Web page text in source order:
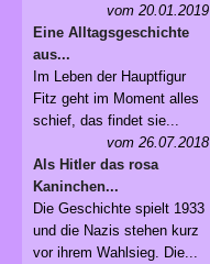
vom 20.01.2019
Eine Alltagsgeschichte
aus...
Im Leben der Hauptfigur
Fitz geht im Moment alles
schief, das findet sie...
vom 26.07.2018
Als Hitler das rosa
Kaninchen...
Die Geschichte spielt 1933
und die Nazis stehen kurz
vor ihrem Wahlsieg. Die...